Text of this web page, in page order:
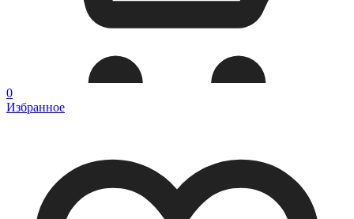
0
Избранное